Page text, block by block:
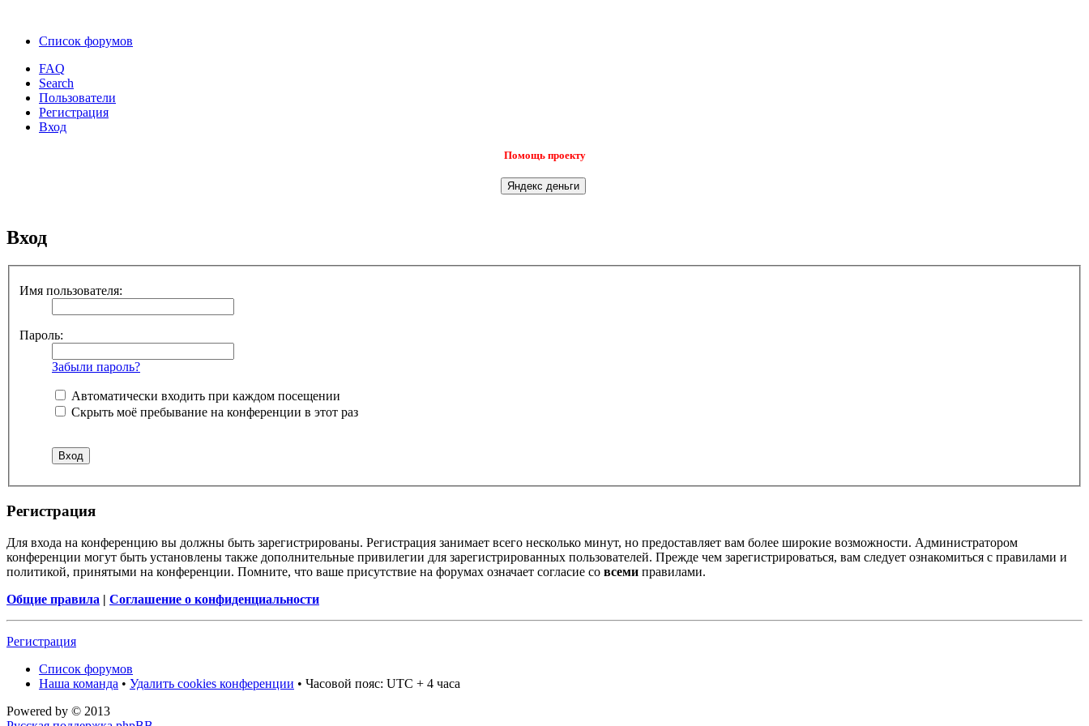
Список форумов
FAQ
Search
Пользователи
Регистрация
Вход
Помощь проекту
Вход
Имя пользователя:
Пароль:
Забыли пароль?
Автоматически входить при каждом посещении
Скрыть моё пребывание на конференции в этот раз
Регистрация
Для входа на конференцию вы должны быть зарегистрированы. Регистрация занимает всего несколько минут, но предоставляет вам более широкие возможности. Администратором
конференции могут быть установлены также дополнительные привилегии для зарегистрированных пользователей. Прежде чем зарегистрироваться, вам следует ознакомиться с правилами и
политикой, принятыми на конференции. Помните, что ваше присутствие на форумах означает согласие со всеми правилами.
Общие правила | Соглашение о конфиденциальности
Регистрация
Список форумов
Наша команда • Удалить cookies конференции • Часовой пояс: UTC + 4 часа
Powered by © 2013